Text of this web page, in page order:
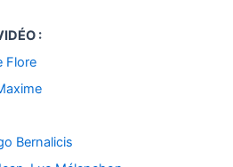
:
Flore
Bernalicis